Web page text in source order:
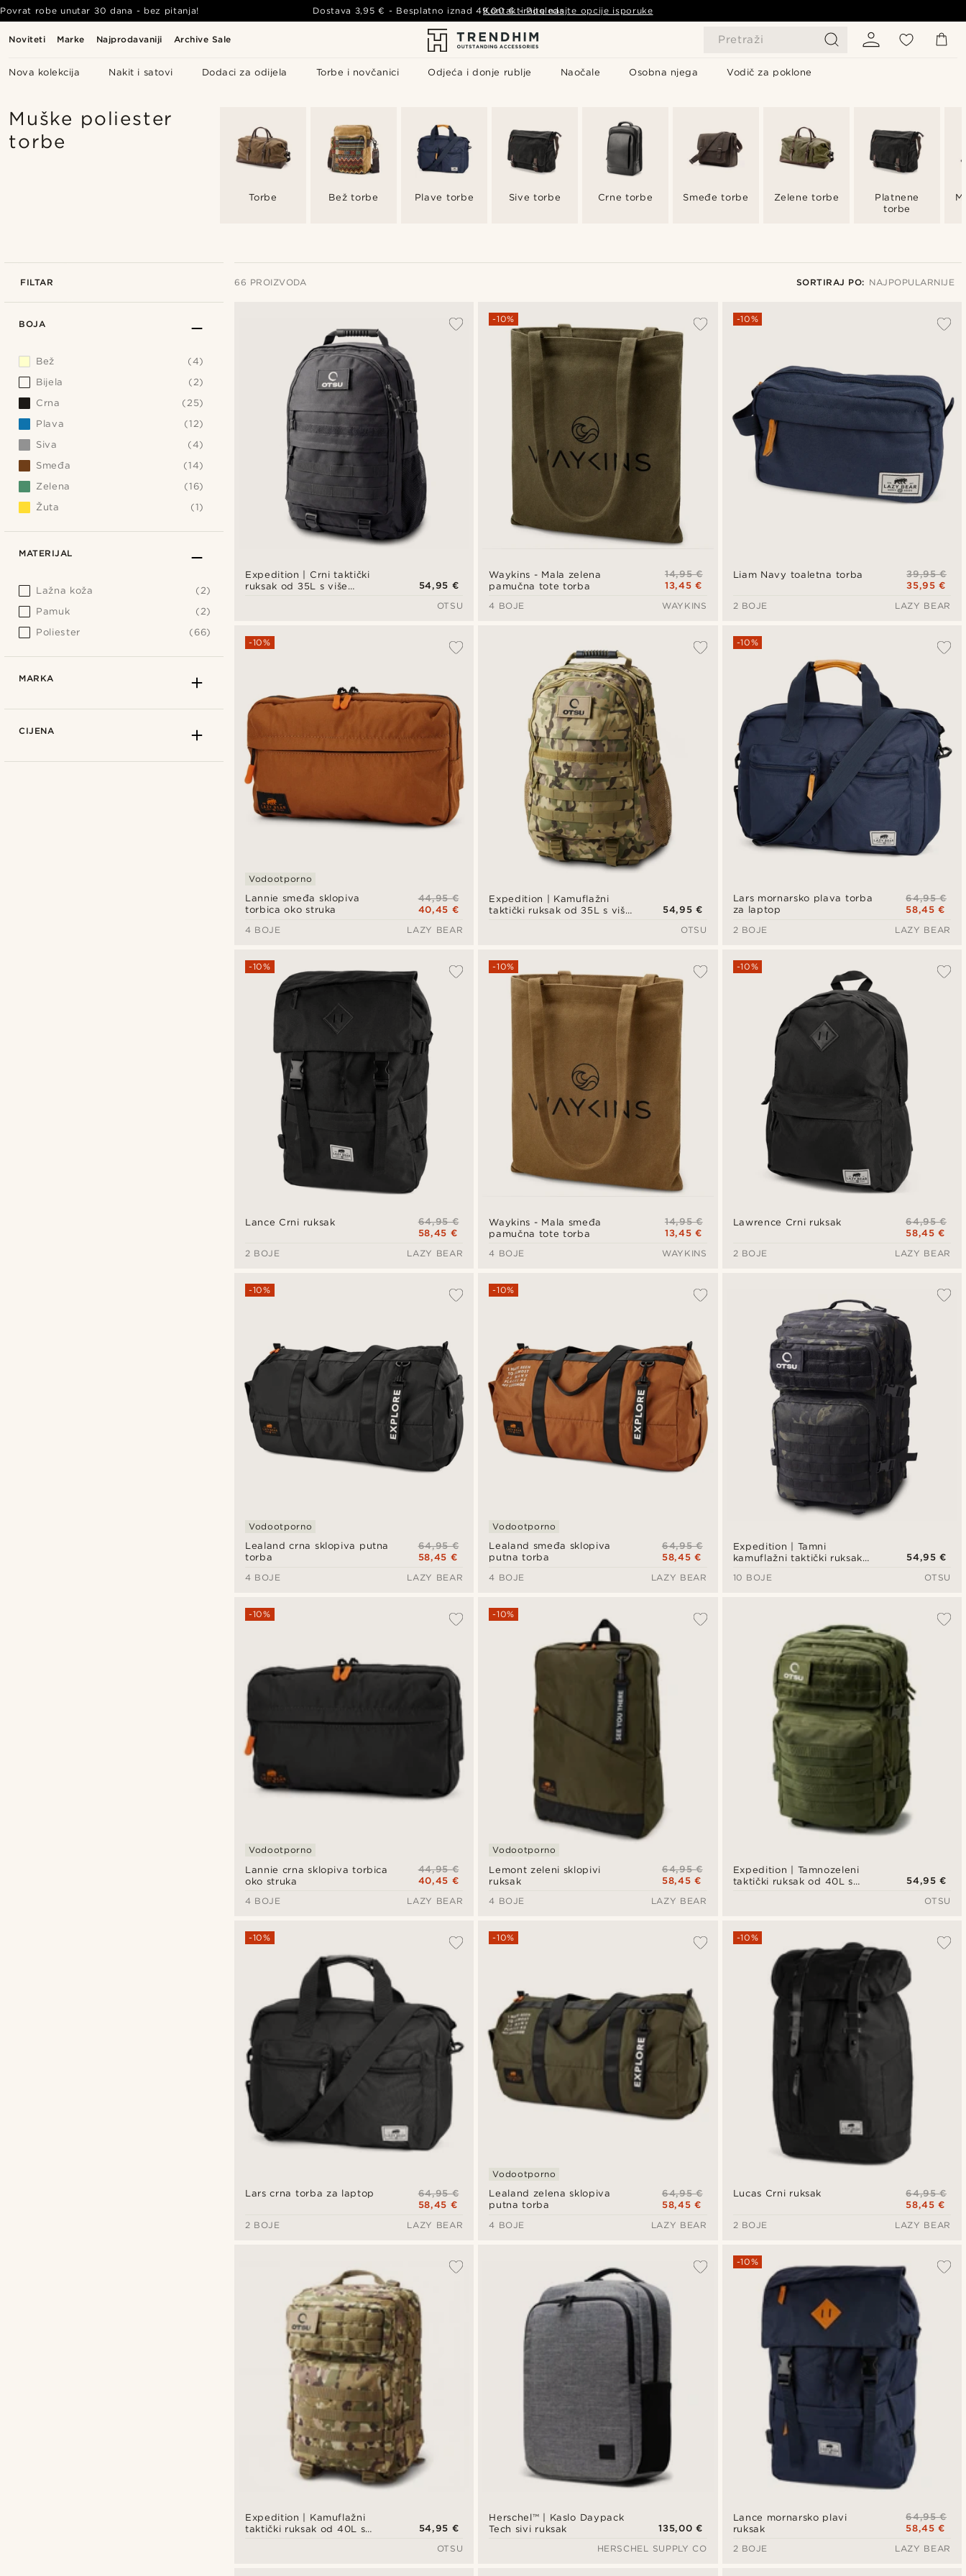
Noviteti Marke Najprodavaniji Archive Sale Pretraži
Nova kolekcija Nakit i satovi Dodaci za odijela Torbe i novčanici Odjeća i donje rublje Naočale Osobna njega Vodič za poklone
Povrat robe unutar 30 dana - bez pitanja! Dostava 3,95 € - Besplatno iznad49,00 € - Pogledajte opcije isporuke
Kontaktirajte nas
Muške poliester
torbe
Torbe Bež torbe Plave torbe Sive torbe Crne torbe Smeđe torbe Zelene torbe
Platnene
torbe
FILTAR 66 PROIZVODA SORTIRAJ PO: NAJPOPULARNIJE
Najviša cijena
Expedition | Crni taktički
ruksak od 35L s više
54,95 €
OTSU
Waykins - Mala zelena
pamučna tote torba
-10%
14,95 €
13,45 €
4 BOJE
WAYKINS
Liam Navy toaletna torba
-10%
39,95 €
35,95 €
2 BOJE
LAZY BEAR
Lannie smeđa sklopiva
torbica oko struka
-10%
Vodootporno
44,95 €
40,45 €
4 BOJE
LAZY BEAR
Expedition | Kamuflažni
taktički ruksak od 35L s više
54,95 €
OTSU
Lars mornarsko plava torba
za laptop
-10%
64,95 €
58,45 €
2 BOJE
LAZY BEAR
Lance Crni ruksak
-10%
64,95 €
58,45 €
2 BOJE
LAZY BEAR
Waykins - Mala smeđa
pamučna tote torba
-10%
14,95 €
13,45 €
4 BOJE
WAYKINS
Lawrence Crni ruksak
-10%
64,95 €
58,45 €
2 BOJE
LAZY BEAR
Lealand crna sklopiva putna
torba
-10%
Vodootporno
64,95 €
58,45 €
4 BOJE
LAZY BEAR
Lealand smeđa sklopiva
putna torba
-10%
Vodootporno
64,95 €
58,45 €
4 BOJE
LAZY BEAR
Expedition | Tamni
kamuflažni taktički ruksak
zakrpe
54,95 €
10 BOJE
OTSU
Lannie crna sklopiva torbica
oko struka
-10%
Vodootporno
44,95 €
40,45 €
4 BOJE
LAZY BEAR
Lemont zeleni sklopivi
ruksak
-10%
Vodootporno
64,95 €
58,45 €
4 BOJE
LAZY BEAR
Expedition | Tamnozeleni
taktički ruksak od 40L s
54,95 €
OTSU
Lars crna torba za laptop
-10%
64,95 €
58,45 €
2 BOJE
LAZY BEAR
Lealand zelena sklopiva
putna torba
-10%
Vodootporno
64,95 €
58,45 €
4 BOJE
LAZY BEAR
Lucas Crni ruksak
-10%
64,95 €
58,45 €
2 BOJE
LAZY BEAR
Expedition | Kamuflažni
taktički ruksak od 40L s
54,95 €
OTSU
Herschel™ | Kaslo Daypack
Tech sivi ruksak
135,00 €
HERSCHEL SUPPLY CO
Lance mornarsko plavi
ruksak
-10%
64,95 €
58,45 €
2 BOJE
LAZY BEAR
BOJA
Bež
(4)
Bijela
(2)
Crna
(25)
Plava
(12)
Siva
(4)
Smeđa
(14)
Zelena
(16)
Žuta
(1)
MATERIJAL
Lažna koža
(2)
Pamuk
(2)
Poliester
(66)
MARKA
CIJENA